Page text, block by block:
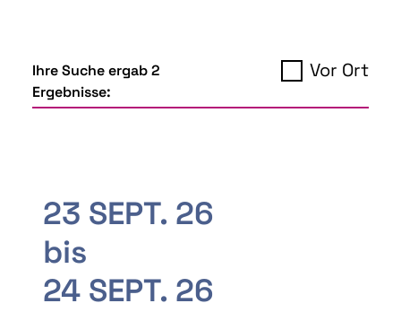
Ihre Suche ergab 2
Ergebnisse:
Vor Ort
23 SEPT. 26
bis
24 SEPT. 26